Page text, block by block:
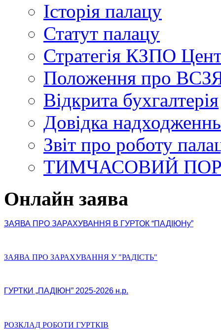
Історія палацу
Статут палацу
Стратегія КЗПО
Положення про
Відкрита бухгалтерія
Довідка надходженнь
Звіт про роботу
ТИМЧАСОВИЙ
Онлайн заява
ЗАЯВА ПРО ЗАРАХУВАННЯ В ГУРТОК “ПАДІЮНу”
ЗАЯВА ПРО ЗАРАХУВАННЯ У "РАДІСТЬ"
ГУРТКИ „ПАДІЮН” 2025-2026 н.р.
РОЗКЛАД РОБОТИ ГУРТКІВ